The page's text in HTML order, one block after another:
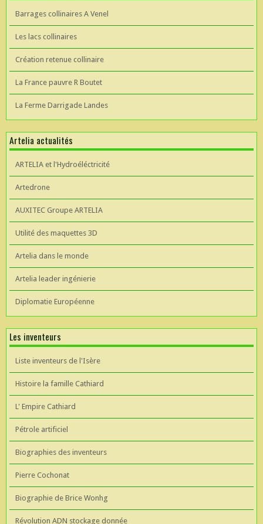
Barrages collinaires A Venel
Les lacs collinaires
Création retenue collinaire
La France pauvre R Boutet
La Ferme Darrigade Landes
Artelia actualités
ARTELIA et l'Hydroéléctricité
Artedrone
AUXITEC Groupe ARTELIA
Utilité des maquettes 3D
Artelia dans le monde
Artelia leader ingénierie
Diplomatie Européenne
Les inventeurs
Liste inventeurs de l'Isère
Histoire la famille Cathiard
L' Empire Cathiard
Pétrole artificiel
Biographies des inventeurs
Pierre Cochonat
Biographie de Brice Wonhg
Révolution ADN stockage donnée